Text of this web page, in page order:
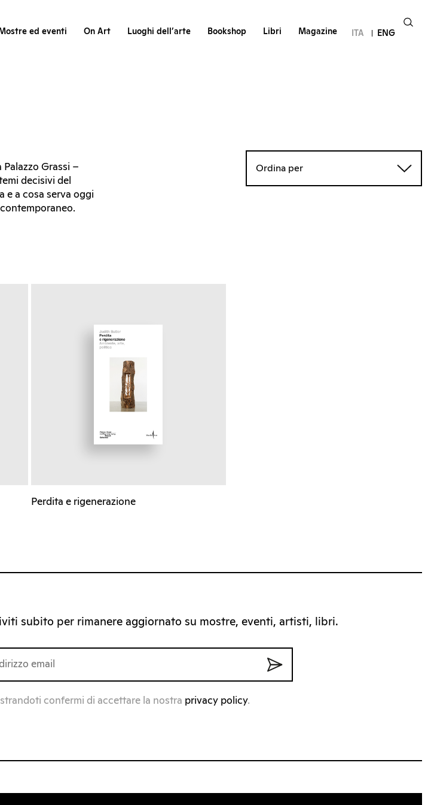
ed eventi On Art Luoghi dell’arte Bookshop Libri Magazine ITA ENG
Palazzo Grassi –
decisivi del
e a cosa serva oggi
Ordina per
Perdita e rigenerazione
subito per rimanere aggiornato su mostre, eventi, artisti, libri.
confermi di accettare la nostra privacy policy.